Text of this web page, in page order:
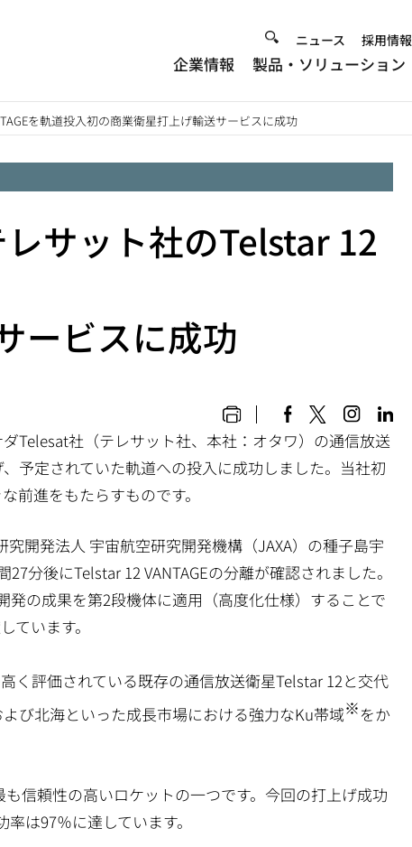
Header
ニュース 採用情報
企業情報 製品・ソリューション
を軌道投入初の商業衛星打上げ輸送サービスに成功
サット社のTelstar 12
ービスに成功
Telesat社（テレサット社、本社：オタワ）の通信放送
予定されていた軌道への投入に成功しました。当社初
前進をもたらすものです。
開発法人 宇宙航空研究開発機構（JAXA）の種子島宇
分後にTelstar 12 VANTAGEの分離が確認されました。
発の成果を第2段機体に適用（高度化仕様）することで
ています。
く評価されている既存の通信放送衛星Telstar 12と交代
び北海といった成長市場における強力なKu帯域※をか
信頼性の高いロケットの一つです。今回の打上げ成功
は97％に達しています。